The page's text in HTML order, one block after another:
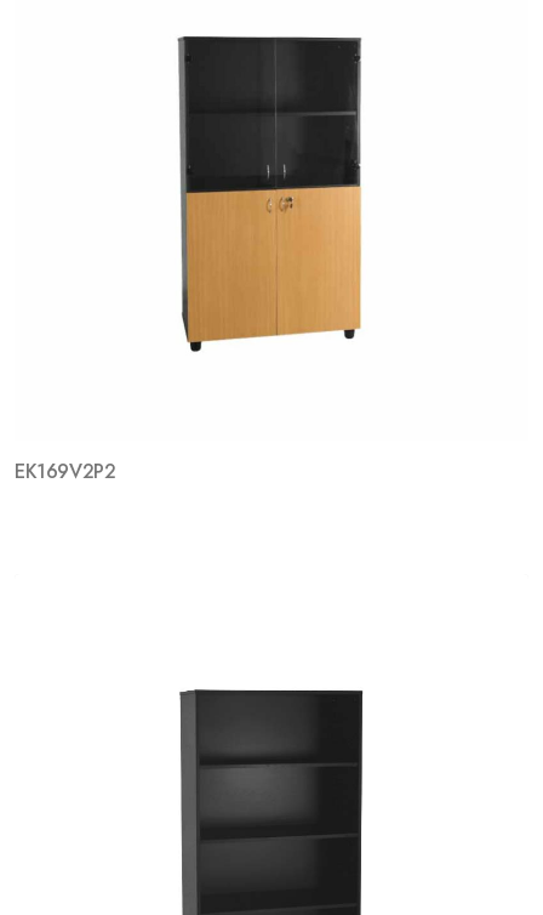
EK169V2P2